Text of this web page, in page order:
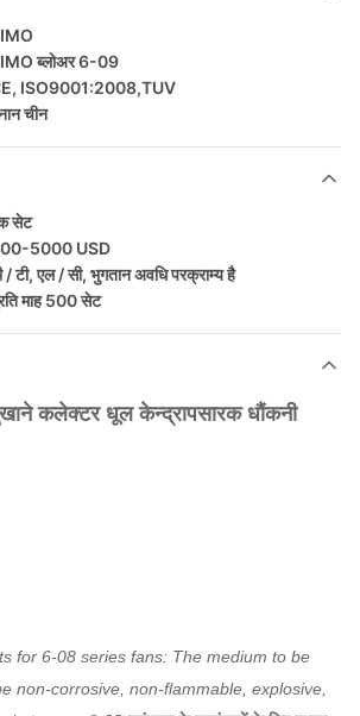
ब्लोअर 6-09
ISO9001:2008,TUV
चीन
सेट
5000 USD
/ टी, एल / सी, भुगतान अवधि परक्राम्य है
माह 500 सेट
कलेक्टर धूल केन्द्रापसारक धौंकनी
for 6-08 series fans: The medium to be
non-corrosive, non-flammable, explosive,